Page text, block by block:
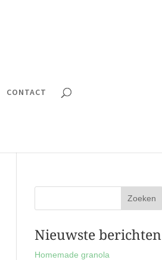
CONTACT
Nieuwste berichten
Homemade granola